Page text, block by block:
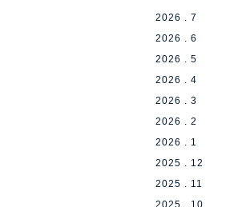
2026 . 7
2026 . 6
2026 . 5
2026 . 4
2026 . 3
2026 . 2
2026 . 1
2025 . 12
2025 . 11
2025 . 10